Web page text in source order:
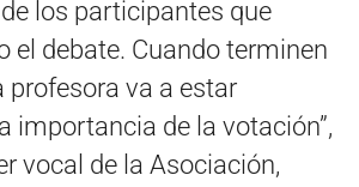
los participantes que
el debate. Cuando terminen
profesora va a estar
importancia de la votación”,
vocal de la Asociación,